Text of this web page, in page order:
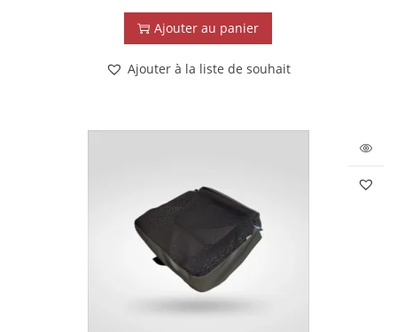
Ajouter au panier
Ajouter à la liste de souhait